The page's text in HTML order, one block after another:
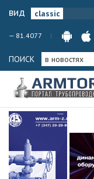
вид
— 81.4077
ПОИСК в новостях